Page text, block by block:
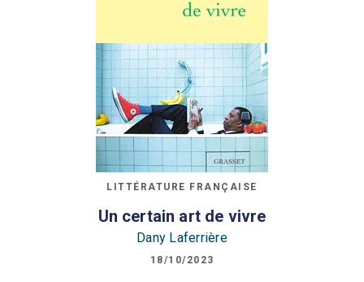
LITTÉRATURE FRANÇAISE
Un certain art de vivre
Dany Laferrière
18/10/2023